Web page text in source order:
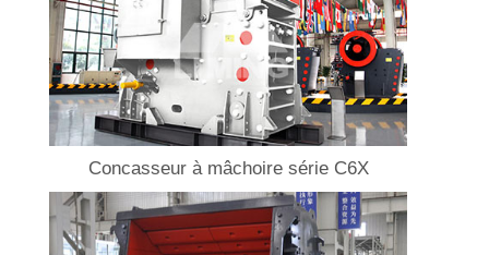
Concasseur à mâchoire série C6X